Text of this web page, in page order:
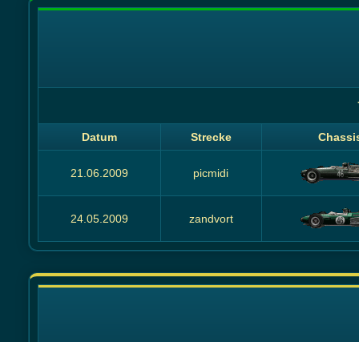
Datum Strecke
21.06.2009 picmidi
24.05.2009 zandvort